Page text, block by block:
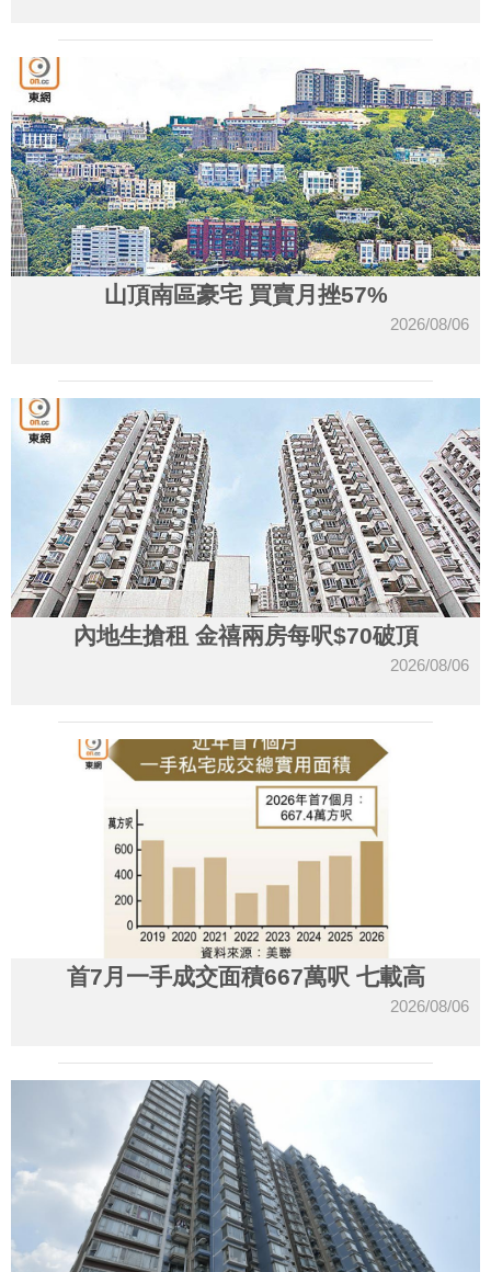
山頂南區豪宅 買賣月挫57%
2026/08/06
內地生搶租 金禧兩房每呎$70破頂
2026/08/06
首7月一手成交面積667萬呎 七載高
2026/08/06